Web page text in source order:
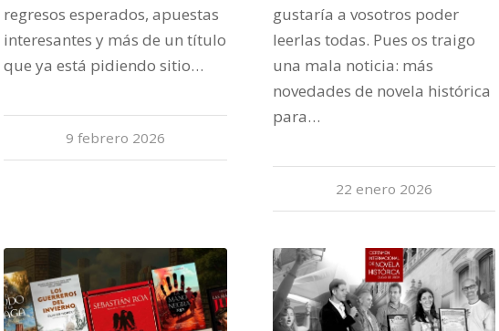
regresos esperados, apuestas
interesantes y más de un título
que ya está pidiendo sitio…
9 febrero 2026
gustaría a vosotros poder
leerlas todas. Pues os traigo
una mala noticia: más
novedades de novela histórica
para…
22 enero 2026